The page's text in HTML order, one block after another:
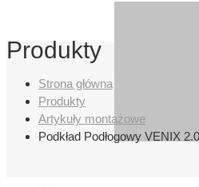
Produkty
Strona główna
Produkty
Artykuły montażowe
Podkład Podłogowy VENIX